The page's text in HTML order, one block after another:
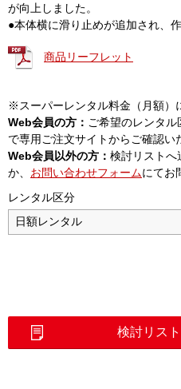
が向上しました。
●本体横に滑り止めが追加され、
商品リーフレット
※スーパーレンタル料金（月額）
Web会員の方： ご希望のレンタ
で専用ご注文サイトからご確認い
Web会員以外の方： 検討リストへ
か、 お問い合わせフォームにてお
レンタル区分
検討リス